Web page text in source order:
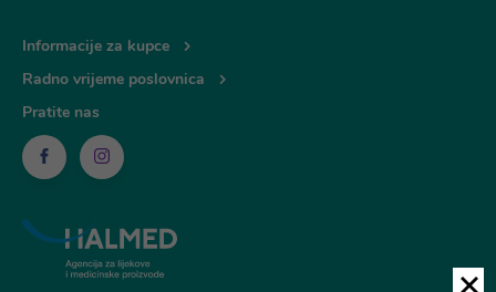
Informacije za kupce
Radno vrijeme poslovnica
Pratite nas